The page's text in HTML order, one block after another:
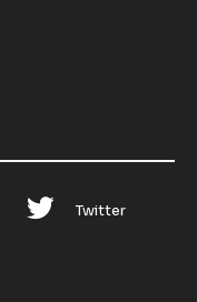
Twitter